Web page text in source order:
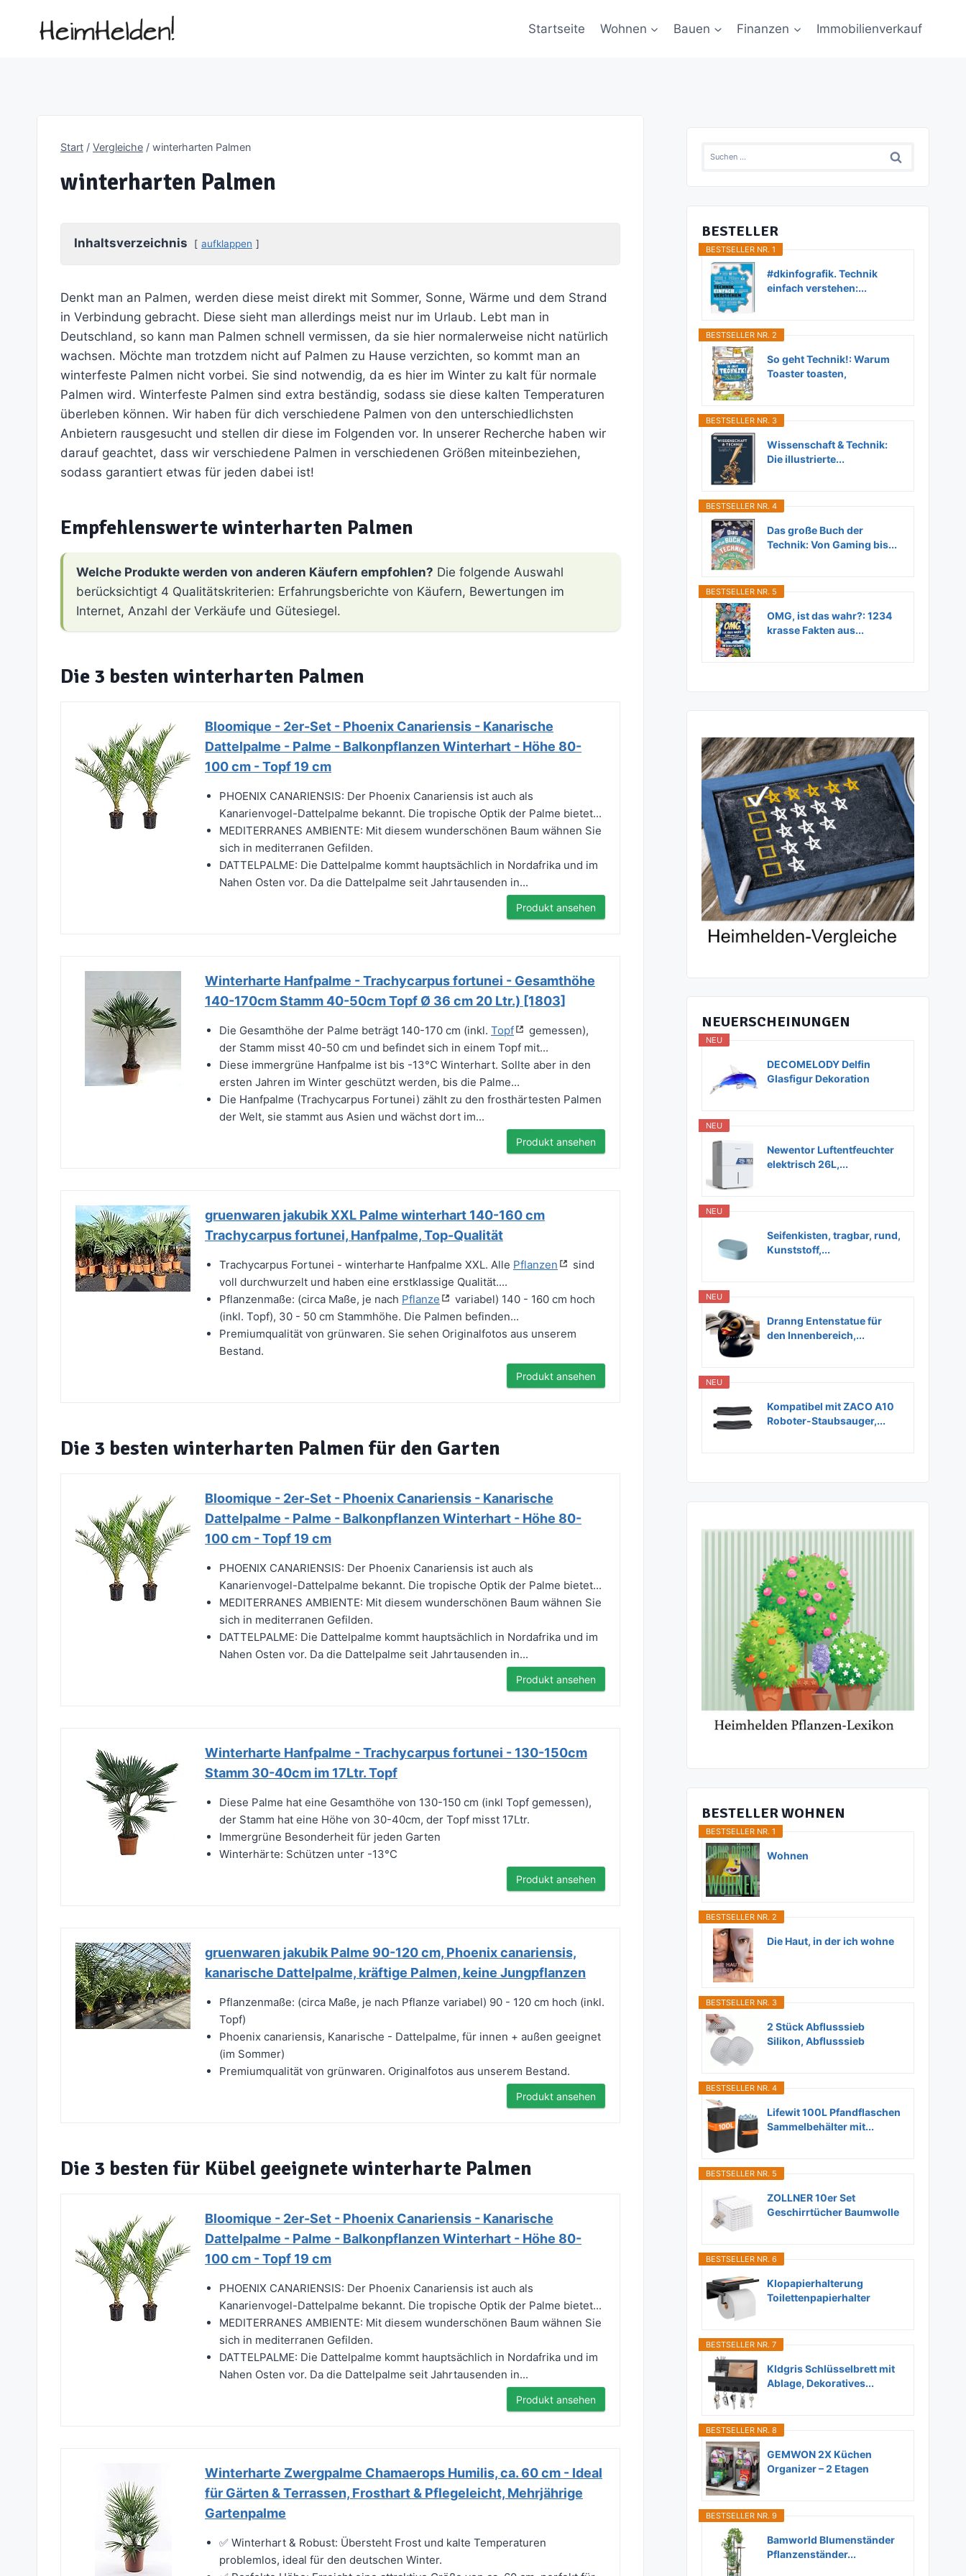
Startseite Wohnen Bauen Finanzen Immobilienverkauf
Start / Vergleiche / winterharten Palmen
winterharten Palmen
Inhaltsverzeichnis aufklappen
Denkt man an Palmen, werden diese meist direkt mit Sommer, Sonne, Wärme und dem Strand
in Verbindung gebracht. Diese sieht man allerdings meist nur im Urlaub. Lebt man in
Deutschland, so kann man Palmen schnell vermissen, da sie hier normalerweise nicht natürlich
wachsen. Möchte man trotzdem nicht auf Palmen zu Hause verzichten, so kommt man an
winterfeste Palmen nicht vorbei. Sie sind notwendig, da es hier im Winter zu kalt für normale
Palmen wird. Winterfeste Palmen sind extra beständig, sodass sie diese kalten Temperaturen
überleben können. Wir haben für dich verschiedene Palmen von den unterschiedlichsten
Anbietern rausgesucht und stellen dir diese im Folgenden vor. In unserer Recherche haben wir
darauf geachtet, dass wir verschiedene Palmen in verschiedenen Größen miteinbeziehen,
sodass garantiert etwas für jeden dabei ist!
Empfehlenswerte winterharten Palmen
Welche Produkte werden von anderen Käufern empfohlen? Die folgende Auswahl
berücksichtigt 4 Qualitätskriterien: Erfahrungsberichte von Käufern, Bewertungen im
Internet, Anzahl der Verkäufe und Gütesiegel.
Die 3 besten winterharten Palmen
Bloomique - 2er-Set - Phoenix Canariensis - Kanarische
Dattelpalme - Palme - Balkonpflanzen Winterhart - Höhe 80-
100 cm - Topf 19 cm
PHOENIX CANARIENSIS: Der Phoenix Canariensis ist auch als
Kanarienvogel-Dattelpalme bekannt. Die tropische Optik der Palme bietet...
MEDITERRANES AMBIENTE: Mit diesem wunderschönen Baum wähnen Sie
sich in mediterranen Gefilden.
DATTELPALME: Die Dattelpalme kommt hauptsächlich in Nordafrika und im
Nahen Osten vor. Da die Dattelpalme seit Jahrtausenden in...
Produkt ansehen
Winterharte Hanfpalme - Trachycarpus fortunei - Gesamthöhe
140-170cm Stamm 40-50cm Topf Ø 36 cm 20 Ltr.) [1803]
Die Gesamthöhe der Palme beträgt 140-170 cm (inkl. Topf
gemessen),
der Stamm misst 40-50 cm und befindet sich in einem Topf mit...
Diese immergrüne Hanfpalme ist bis -13°C Winterhart. Sollte aber in den
ersten Jahren im Winter geschützt werden, bis die Palme...
Die Hanfpalme (Trachycarpus Fortunei) zählt zu den frosthärtesten Palmen
der Welt, sie stammt aus Asien und wächst dort im...
Produkt ansehen
gruenwaren jakubik XXL Palme winterhart 140-160 cm
Trachycarpus fortunei, Hanfpalme, Top-Qualität
Trachycarpus Fortunei - winterharte Hanfpalme XXL. Alle Pflanzen
sind
voll durchwurzelt und haben eine erstklassige Qualität....
Pflanzenmaße: (circa Maße, je nach Pflanze
variabel) 140 - 160 cm hoch
(inkl. Topf), 30 - 50 cm Stammhöhe. Die Palmen befinden...
Premiumqualität von grünwaren. Sie sehen Originalfotos aus unserem
Bestand.
Produkt ansehen
Die 3 besten winterharten Palmen für den Garten
Bloomique - 2er-Set - Phoenix Canariensis - Kanarische
Dattelpalme - Palme - Balkonpflanzen Winterhart - Höhe 80-
100 cm - Topf 19 cm
PHOENIX CANARIENSIS: Der Phoenix Canariensis ist auch als
Kanarienvogel-Dattelpalme bekannt. Die tropische Optik der Palme bietet...
MEDITERRANES AMBIENTE: Mit diesem wunderschönen Baum wähnen Sie
sich in mediterranen Gefilden.
DATTELPALME: Die Dattelpalme kommt hauptsächlich in Nordafrika und im
Nahen Osten vor. Da die Dattelpalme seit Jahrtausenden in...
Produkt ansehen
Winterharte Hanfpalme - Trachycarpus fortunei - 130-150cm
Stamm 30-40cm im 17Ltr. Topf
Diese Palme hat eine Gesamthöhe von 130-150 cm (inkl Topf gemessen),
der Stamm hat eine Höhe von 30-40cm, der Topf misst 17Ltr.
Immergrüne Besonderheit für jeden Garten
Winterhärte: Schützen unter -13°C
Produkt ansehen
gruenwaren jakubik Palme 90-120 cm, Phoenix canariensis,
kanarische Dattelpalme, kräftige Palmen, keine Jungpflanzen
Pflanzenmaße: (circa Maße, je nach Pflanze variabel) 90 - 120 cm hoch (inkl.
Topf)
Phoenix canariensis, Kanarische - Dattelpalme, für innen + außen geeignet
(im Sommer)
Premiumqualität von grünwaren. Originalfotos aus unserem Bestand.
Produkt ansehen
Die 3 besten für Kübel geeignete winterharte Palmen
Bloomique - 2er-Set - Phoenix Canariensis - Kanarische
Dattelpalme - Palme - Balkonpflanzen Winterhart - Höhe 80-
100 cm - Topf 19 cm
PHOENIX CANARIENSIS: Der Phoenix Canariensis ist auch als
Kanarienvogel-Dattelpalme bekannt. Die tropische Optik der Palme bietet...
MEDITERRANES AMBIENTE: Mit diesem wunderschönen Baum wähnen Sie
sich in mediterranen Gefilden.
DATTELPALME: Die Dattelpalme kommt hauptsächlich in Nordafrika und im
Nahen Osten vor. Da die Dattelpalme seit Jahrtausenden in...
Produkt ansehen
Winterharte Zwergpalme Chamaerops Humilis, ca. 60 cm - Ideal
für Gärten & Terrassen, Frosthart & Pflegeleicht, Mehrjährige
Gartenpalme
✅ Winterhart & Robust: Übersteht Frost und kalte Temperaturen
problemlos, ideal für den deutschen Winter.
Suchen
BESTELLER
BESTSELLER NR. 1
#dkinfografik. Technik
einfach verstehen:...
BESTSELLER NR. 2
So geht Technik!: Warum
Toaster toasten,
BESTSELLER NR. 3
Wissenschaft & Technik:
Die illustrierte...
BESTSELLER NR. 4
Das große Buch der
Technik: Von Gaming bis...
BESTSELLER NR. 5
OMG, ist das wahr?: 1234
krasse Fakten aus...
NEUERSCHEINUNGEN
NEU
DECOMELODY Delfin
Glasfigur Dekoration
NEU
Newentor Luftentfeuchter
elektrisch 26L,...
NEU
Seifenkisten, tragbar, rund,
Kunststoff,...
NEU
Dranng Entenstatue für
den Innenbereich,...
NEU
Kompatibel mit ZACO A10
Roboter-Staubsauger,...
BESTELLER WOHNEN
BESTSELLER NR. 1
Wohnen
BESTSELLER NR. 2
Die Haut, in der ich wohne
BESTSELLER NR. 3
2 Stück Abflusssieb
Silikon, Abflusssieb
BESTSELLER NR. 4
Lifewit 100L Pfandflaschen
Sammelbehälter mit...
BESTSELLER NR. 5
ZOLLNER 10er Set
Geschirrtücher Baumwolle
BESTSELLER NR. 6
Klopapierhalterung
Toilettenpapierhalter
BESTSELLER NR. 7
Kldgris Schlüsselbrett mit
Ablage, Dekoratives...
BESTSELLER NR. 8
GEMWON 2X Küchen
Organizer – 2 Etagen
BESTSELLER NR. 9
Bamworld Blumenständer
Pflanzenständer...